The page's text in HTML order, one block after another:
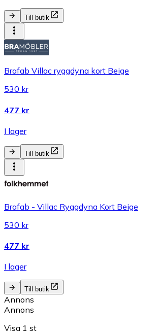
Till butik
Brafab Villac ryggdyna kort Beige
530 kr
477 kr
I lager
Till butik
Brafab - Villac Ryggdyna Kort Beige
530 kr
477 kr
I lager
Till butik
Annons
Annons
Visa 1 st